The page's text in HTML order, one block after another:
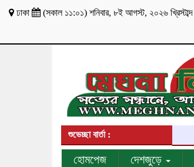
ঢাকা (সকাল ১১:০১) শনিবার, ৮ই আগস্ট, ২০২৬ খ্রিস্টাব্দ
শুভেচ্ছা বার্তা :
হোমপেজ দেশজুড়ে